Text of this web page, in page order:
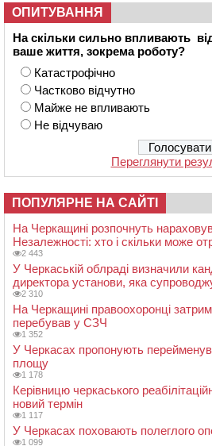
ОПИТУВАННЯ
На скільки сильно впливають
ваше життя, зокрема роботу?
Катастрофічно
Частково відчутно
Майже не впливають
Не відчуваю
Переглянути
ПОПУЛЯРНЕ НА САЙТІ
На Черкащині розпочнуть
Незалежності: хто і скільки може
2 443
У Черкаській облраді визначили
директора установи, яка
2 310
На Черкащині правоохоронці
перебував у СЗЧ
1 352
У Черкасах пропонують
площу
1 178
Керівницю черкаського
новий термін
1 117
У Черкасах поховають полеглого
1 099